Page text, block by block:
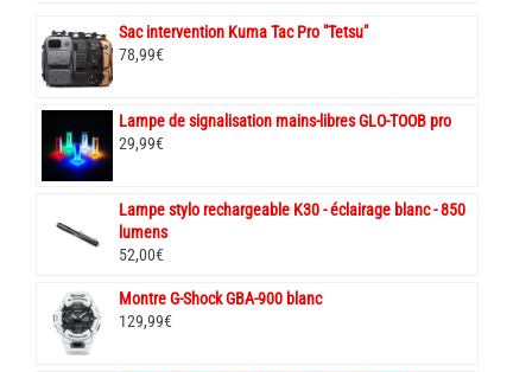
être
page
Sac intervention Kuma Tac Pro "Tetsu"
78,99€
Lampe de signalisation mains-libres GLO-TOOB pro
29,99€
Lampe stylo rechargeable K30 - éclairage blanc - 850
lumens
52,00€
Montre G-Shock GBA-900 blanc
129,99€